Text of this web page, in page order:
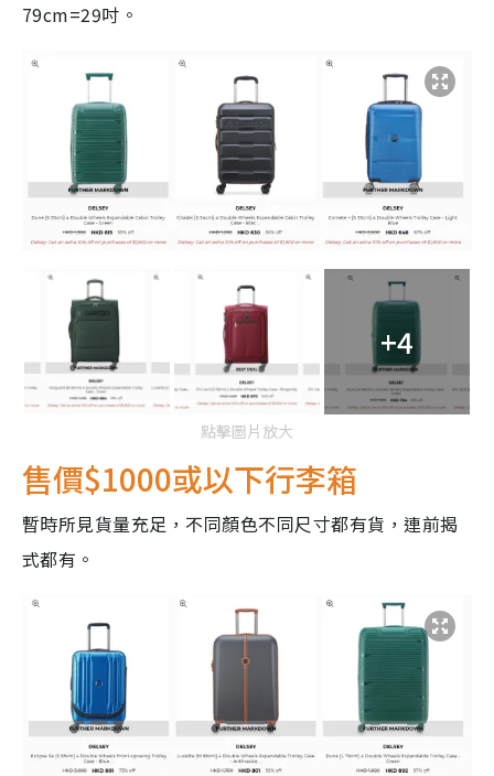
79cm=29吋。
+4
點擊圖片放大
售價$1000或以下行李箱
暫時所見貨量充足，不同顏色不同尺寸都有貨，連前揭
式都有。